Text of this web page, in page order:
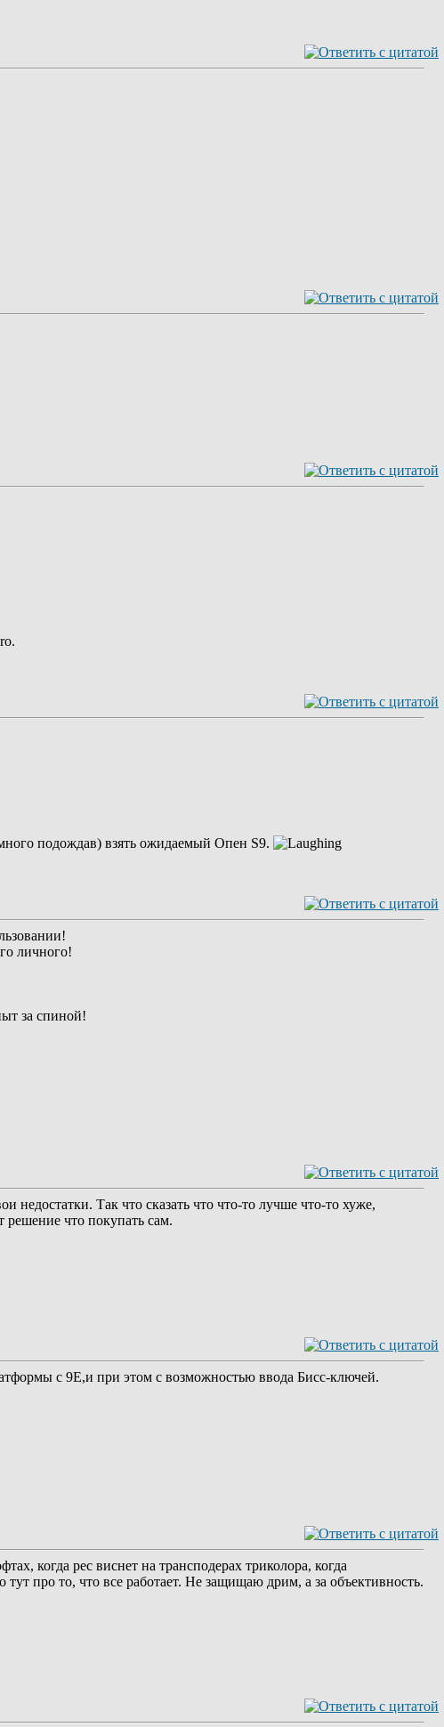
подождав) взять ожидаемый Опен S9.
личного!
за спиной!
Так что сказать что что-то лучше что-то хуже,
что покупать сам.
с 9Е,и при этом с возможностью ввода Бисс-ключей.
когда рес виснет на трансподерах триколора, когда
про то, что все работает. Не защищаю дрим, а за объективность.